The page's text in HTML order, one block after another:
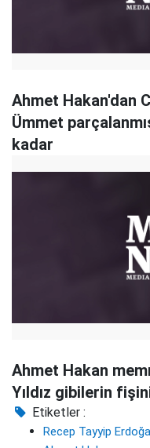
Ahmet Hakan'dan
Ümmet
kadar
Ahmet Hakan
Yıldız gibilerin
Etiketler :
Recep Tayyip